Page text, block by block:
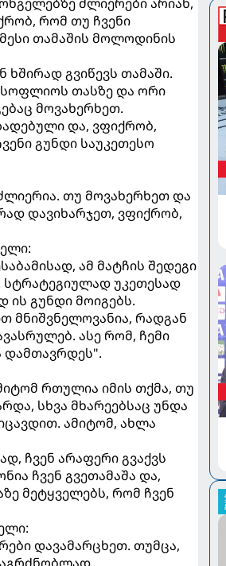
ძლიერები არიან,
რომ თუ ჩვენი
თამაშის მოლოდინის
ხშირად გვიწევს თამაში.
თასზე და ორი
მოვახერხეთ.
და, ვფიქრობ,
გუნდი საუკეთესო
თუ მოვახერხეთ და
დავიხარჯეთ, ვფიქრობ,
ამ მატჩის შედეგი
სტრატეგიულად უკეთესად
ის გუნდი მოიგებს.
მნიშვნელოვანია, რადგან
ასე რომ, ჩემი
დამთავრდეს".
რთულია იმის თქმა, თუ
სხვა მხარეებსაც უნდა
ამიტომ, ახლა
ჩვენ არაფერი გვაქვს
ჩვენ გვეთამაშა და,
მეტყველებს, რომ ჩვენ
დავამარცხეთ. თუმცა,